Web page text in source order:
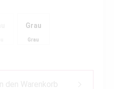
Grau
Grau